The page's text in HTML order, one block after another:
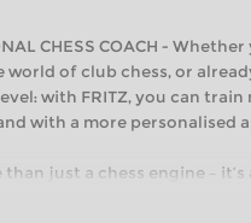
CHESS COACH -
world of club chess, or
with FRITZ, you can
with a more personalised
than just a chess engine –
taking your first steps into